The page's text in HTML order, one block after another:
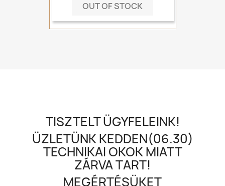
OUT OF STOCK
TISZTELT ÜGYFELEINK!
ÜZLETÜNK KEDDEN(06.30)
TECHNIKAI OKOK MIATT
ZÁRVA TART!
MEGÉRTÉSÜKET